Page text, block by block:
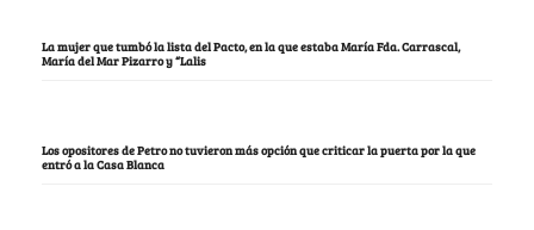
La mujer que tumbó la lista del Pacto, en la que estaba María Fda. Carrascal,
María del Mar Pizarro y “Lalis
Los opositores de Petro no tuvieron más opción que criticar la puerta por la que
entró a la Casa Blanca